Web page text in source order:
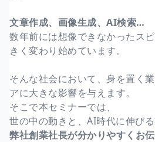
文章作成、画像生成、AI検索…
数年前には想像できなかったス
きく変わり始めています。
そんな社会において、身を置く
アに大きな影響を与えます。
そこで本セミナーでは、
世の中の動きと、AI時代に伸びる
弊社創業社長が分かりやすくお伝